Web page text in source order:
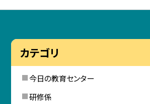
カテゴリ
今日の教育センター
研修係